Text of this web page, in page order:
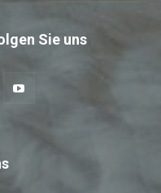
Sie uns